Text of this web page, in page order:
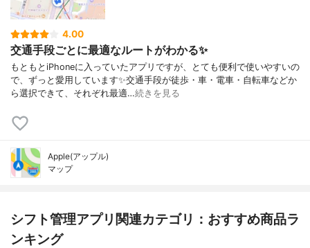
4.00
交通手段ごとに最適なルートがわかる✨
もともとiPhoneに入っていたアプリですが、とても便利で使いやすいの
で、ずっと愛用しています✨交通手段が徒歩・車・電車・自転車などか
ら選択できて、それぞれ最適…続きを見る
Apple(アップル)
マップ
シフト管理アプリ関連カテゴリ：おすすめ商品ラ
ンキング